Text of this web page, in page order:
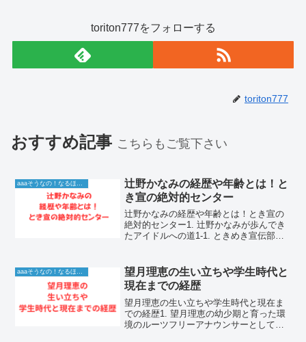
toriton777をフォローする
toriton777
おすすめ記事 こちらもご覧下さい
辻野かなみの経歴や年齢とは！と
き宣の絶対的センター
辻野かなみの経歴や年齢とは！とき宣の
絶対的センター1. 辻野かなみが歩んでき
たアイドルへの道1-1. ときめき宣伝部と
ループ結成当初からその中心的な役割を
担い続けてきま...
aaaそうなの！なるほど！情報
望月理恵の生い立ちや学生時代と
現在までの経歴
望月理恵の生い立ちや学生時代と現在ま
での経歴1. 望月理恵の幼少期と育った環
境のルーツフリーアナウンサーとして長